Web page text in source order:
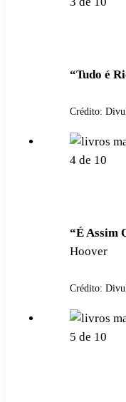
“Tudo é
Crédito:
4 de 10
“É Assim
Hoover
Crédito:
5 de 10